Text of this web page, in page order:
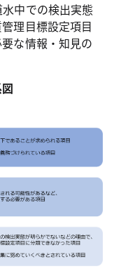
中での検出実態
理目標設定項目
な情報・知見の